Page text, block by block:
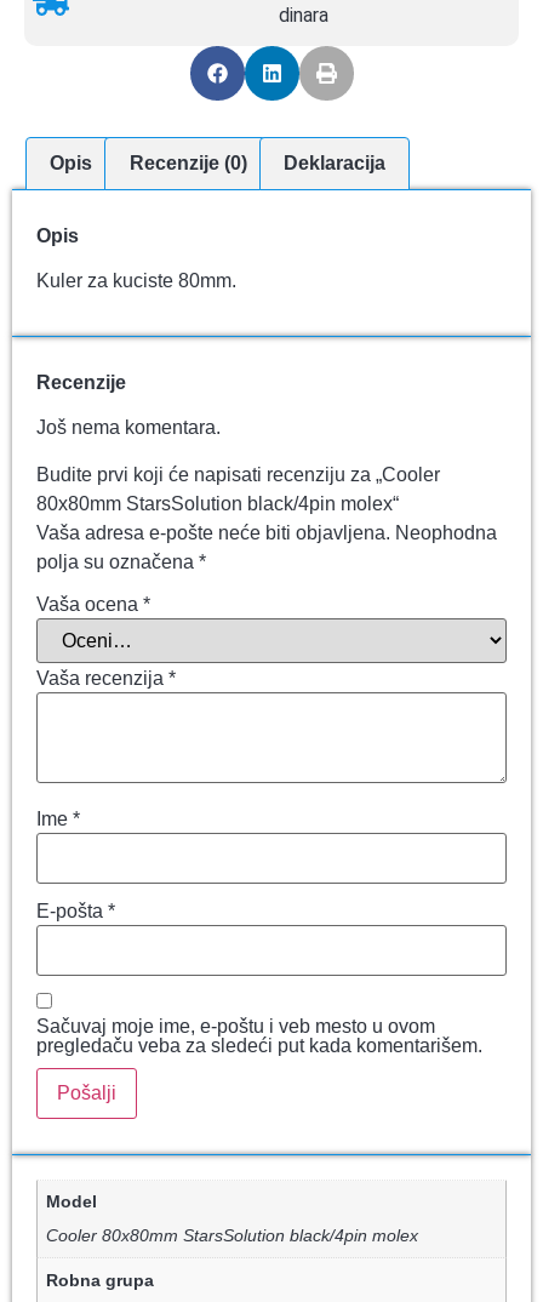
dinara
Opis Recenzije (0) Deklaracija
Opis
Kuler za kuciste 80mm.
Recenzije
Još nema komentara.
Budite prvi koji će napisati recenziju za „Cooler
80x80mm StarsSolution black/4pin molex“
Vaša adresa e-pošte neće biti objavljena. Neophodna
polja su označena *
Vaša ocena *
Vaša recenzija *
Ime *
E-pošta *
Sačuvaj moje ime, e-poštu i veb mesto u ovom
pregledaču veba za sledeći put kada komentarišem.
Model
Cooler 80x80mm StarsSolution black/4pin molex
Robna grupa